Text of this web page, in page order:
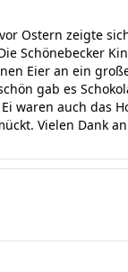
Ostern zeigte
Schönebecker
Eier an ein
gab es
waren auch das
Vielen Dank